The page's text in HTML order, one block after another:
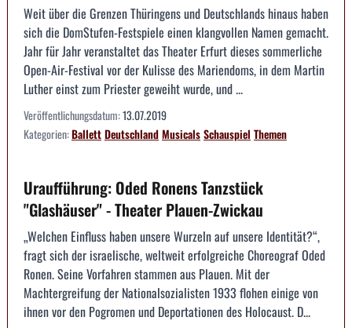
Weit über die Grenzen Thüringens und Deutschlands hinaus haben
sich die DomStufen-Festspiele einen klangvollen Namen gemacht.
Jahr für Jahr veranstaltet das Theater Erfurt dieses sommerliche
Open-Air-Festival vor der Kulisse des Mariendoms, in dem Martin
Luther einst zum Priester geweiht wurde, und ...
Veröffentlichungsdatum:13.07.2019
Kategorien:BallettDeutschlandMusicalsSchauspiel Themen
Uraufführung: Oded Ronens Tanzstück
"Glashäuser" - Theater Plauen-Zwickau
„Welchen Einfluss haben unsere Wurzeln auf unsere Identität?“,
fragt sich der israelische, weltweit erfolgreiche Choreograf Oded
Ronen. Seine Vorfahren stammen aus Plauen. Mit der
Machtergreifung der Nationalsozialisten 1933 flohen einige von
ihnen vor den Pogromen und Deportationen des Holocaust. D...